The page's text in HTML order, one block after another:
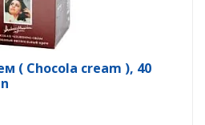
( Chocola cream ), 40